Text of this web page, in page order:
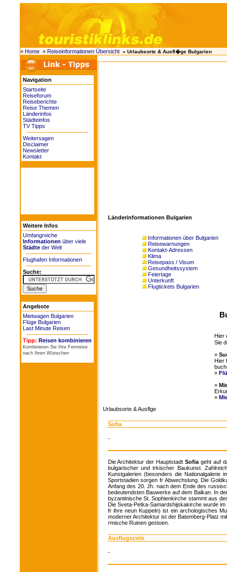
» Home » Reiseinformationen Übersicht » Urlaubsorte & Ausfl�ge Bulgarien
Navigation
Startseite
Reiseforum
Reiseberichte
Reise Themen
Länderinfos
Städteinfos
TV Tipps
Weitersagen
Disclaimer
Newsletter
Kontakt
Weitere Infos
Umfangreiche
Informationen über viele
Städteder Welt
Flughafen Informationen
Suche:
Angebote
Mietwagen Bulgarien
Flüge Bulgarien
Last Minute Reisen
Tipp: Reisen kombinieren
Kombinieren Sie Ihre Fernreise
nach Ihren Wünschen
Länderinformationen Bulgarien
Informationen über Bulgarien
Reisewarnungen
Kontakt-Adressen
Klima
Reisepass / Visum
Gesundheitssystem
Feiertage
Unterkunft
Flugtickets Bulgarien
Hier
Sie
»
Hier
»
»
»
Urlaubsorte & Ausflge
Sofia
-
Die Architektur der HauptstadtSofia geht auf
bulgarischer und trkischer Baukunst.
Kunstgalerien (besonders die Nationalgalerie
Sportstadien sorgen fr Abwechslung. Die
Anfang des 20. Jh. nach dem Ende des
bedeutendsten Bauwerke auf dem Balkan. In
byzantinische St. Sophienkirche stammt aus
Die Sveta-Petka-Samardshijskakirche wurde
fr ihre neun Kuppeln) ist ein archologisches
moderner Architektur ist der Batemberg-Platz
rmische Ruinen gestoen.
Ausflugsziele
-